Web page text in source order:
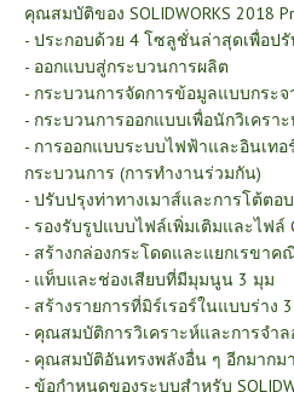
คุณสมบัติของ SOLIDWORKS 2018
- ประกอบด้วย 4 โซลูชั่นล่าสุดเพื่อปรั
- ออกแบบสู่กระบวนการผลิต
- กระบวนการจัดการข้อมูลแบบกระจ
- กระบวนการออกแบบเพื่อนักวิเคราะ
- การออกแบบระบบไฟฟ้าและอินเทอ
กระบวนการ (การทำงานร่วมกัน)
- ปรับปรุงท่าทางเมาส์และการโต้ตอ
- รองรับรูปแบบไฟล์เพิ่มเติมและไฟล์
- สร้างกล่องกระโดดและแยกเรขาค
- แท็บและช่องเสียบที่มีมุมนูน 3 มุม
- สร้างรายการที่มิร์เรอร์ในแบบร่าง
- คุณสมบัติการวิเคราะห์และการจำ
- คุณสมบัติอันทรงพลังอื่น ๆ อีกมากม
- ข้อกำหนดของระบบสำหรับ